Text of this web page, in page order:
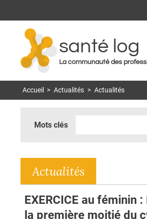
santé log
La communauté des
Accueil > Actualités > Actualités
Mots clés
Actualités
EXERCICE au féminin
la première moitié du